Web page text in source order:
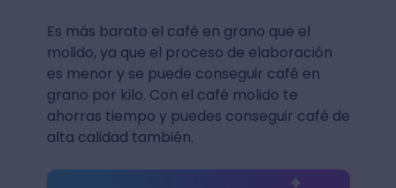
Es más barato el café en grano que el
molido, ya que el proceso de elaboración
es menor y se puede conseguir café en
grano por kilo. Con el café molido te
ahorras tiempo y puedes conseguir café de
alta calidad también.